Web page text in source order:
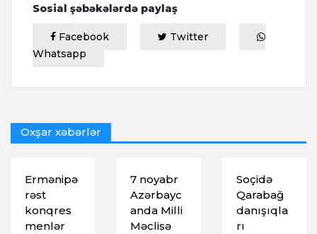
Sosial şəbəkələrdə paylaş
Facebook
Twitter
Whatsapp
Oxşar xəbərlər
Ermənipə
rəst
konqres
menlər
7 noyabr
Azərbayc
anda Milli
Məclisə
Soçidə
Qarabağ
danışıqla
rı